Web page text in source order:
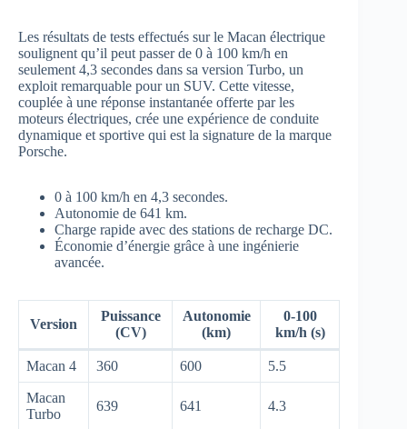
Les résultats de tests effectués sur le Macan électrique
soulignent qu’il peut passer de 0 à 100 km/h en
seulement 4,3 secondes dans sa version Turbo, un
exploit remarquable pour un SUV. Cette vitesse,
couplée à une réponse instantanée offerte par les
moteurs électriques, crée une expérience de conduite
dynamique et sportive qui est la signature de la marque
Porsche.
0 à 100 km/h en 4,3 secondes.
Autonomie de 641 km.
Charge rapide avec des stations de recharge DC.
Économie d’énergie grâce à une ingénierie
avancée.
Version
Puissance
(CV)
Autonomie
(km)
0-100
km/h (s)
Macan 4 360 600 5.5
Macan
Turbo
639 641 4.3